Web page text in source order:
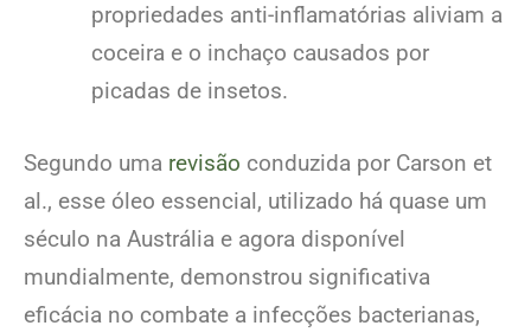
propriedades anti-inflamatórias aliviam a
coceira e o inchaço causados por
picadas de insetos.
Segundo uma revisão conduzida por Carson et
al., esse óleo essencial, utilizado há quase um
século na Austrália e agora disponível
mundialmente, demonstrou significativa
eficácia no combate a infecções bacterianas,